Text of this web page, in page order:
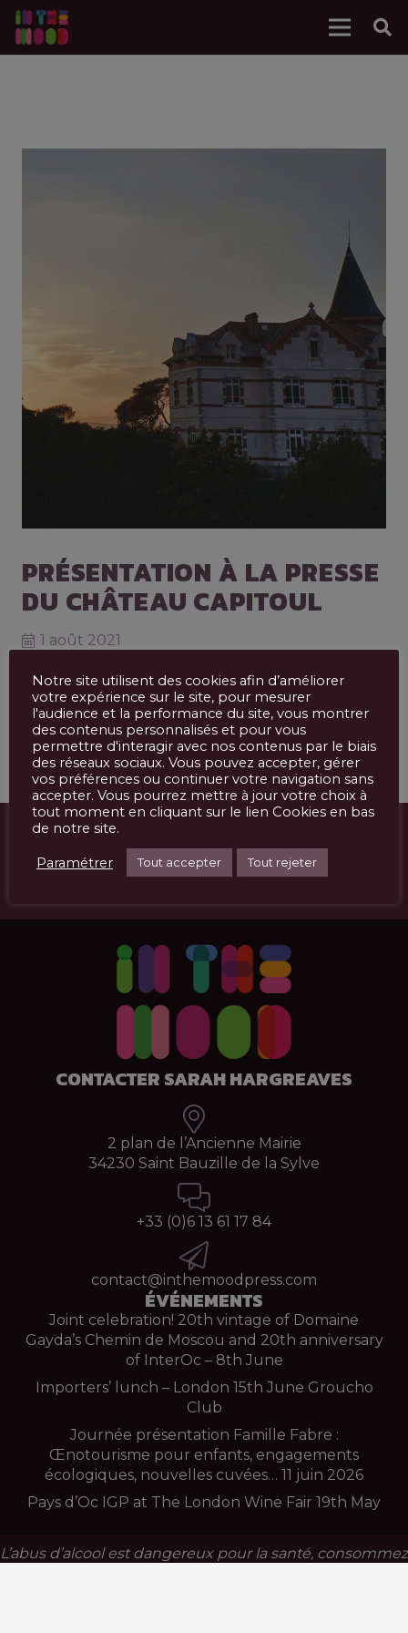
PRÉSENTATION À LA PRESSE
DU CHÂTEAU CAPITOUL
1 août 2021
Par Bonfils Vins et Chateaux, jeudi 30
Septembre 2021
ÉVÉNEMENTS
CONTACTER SARAH HARGREAVES
2 plan de l’Ancienne Mairie
34230 Saint Bauzille de la Sylve
+33 (0)6 13 61 17 84
contact@inthemoodpress.com
ÉVÉNEMENTS
Joint celebration! 20th vintage of Domaine
Gayda’s Chemin de Moscou and 20th anniversary
of InterOc – 8th June
Importers’ lunch – London 15th June Groucho
Club
Journée présentation Famille Fabre :
Œnotourisme pour enfants, engagements
écologiques, nouvelles cuvées… 11 juin 2026
Pays d’Oc IGP at The London Wine Fair 19th May
L’abus d’alcool est dangereux pour la santé, consommez
Notre site utilisent des cookies afin d’améliorer
votre expérience sur le site, pour mesurer
l'audience et la performance du site, vous montrer
des contenus personnalisés et pour vous
permettre d'interagir avec nos contenus par le biais
des réseaux sociaux. Vous pouvez accepter, gérer
vos préférences ou continuer votre navigation sans
accepter. Vous pourrez mettre à jour votre choix à
tout moment en cliquant sur le lien Cookies en bas
de notre site.
Paramétrer Tout accepter Tout rejeter